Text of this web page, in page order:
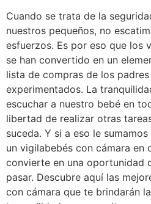
Cuando se trata de la
nuestros pequeños, no
esfuerzos. Es por eso que los
se han convertido en un
lista de compras de los
experimentados. La
escuchar a nuestro bebé en
libertad de realizar otras
suceda. Y si a eso le
un vigilabebés con cámara en
convierte en una oportunidad
pasar. Descubre aquí las
con cámara que te brindarán